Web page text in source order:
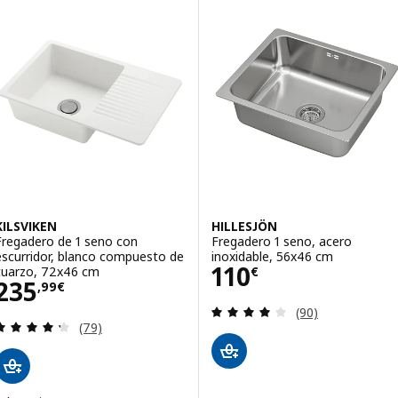
de 1 seno con
blanco compuesto de
72x46 cm
,99€235,99€
Revisa: 4.3 de 5 estrellas. Total opiniones:
(79)
HILLESJÖN
Fregadero 1 seno, acero
inoxidable, 56x46 cm
110€
Precio 110€
Revisa: 3.9 de
(90)